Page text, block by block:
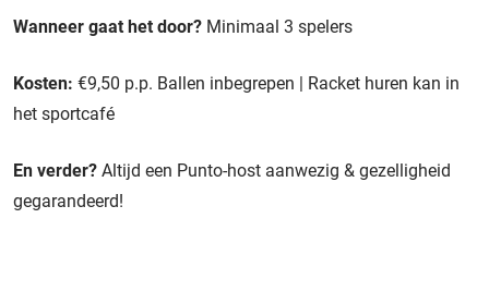
Wanneer gaat het door? Minimaal 3 spelers
Kosten: €9,50 p.p. Ballen inbegrepen | Racket huren kan in
het sportcafé
En verder? Altijd een Punto-host aanwezig & gezelligheid
gegarandeerd!